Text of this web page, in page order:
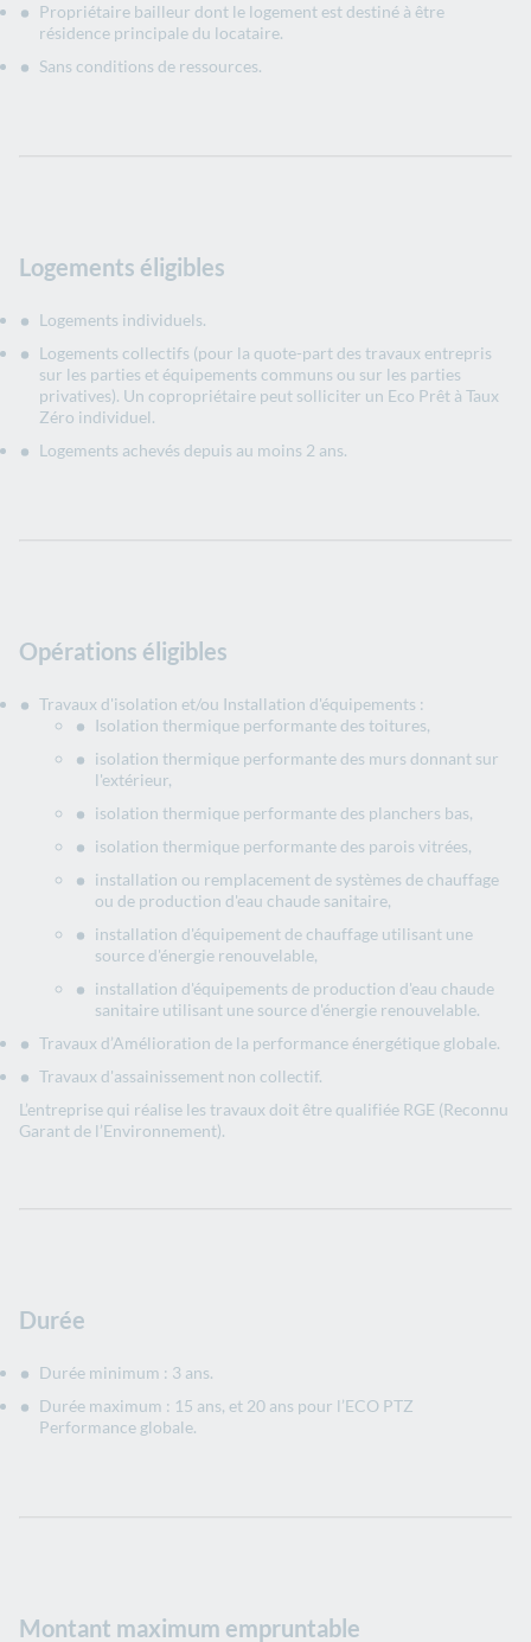
Propriétaire bailleur dont le logement est destiné à être
résidence principale du locataire.
Sans conditions de ressources.
Logements éligibles
Logements individuels.
Logements collectifs (pour la quote-part des travaux entrepris
sur les parties et équipements communs ou sur les parties
privatives). Un copropriétaire peut solliciter un Eco Prêt à Taux
Zéro individuel.
Logements achevés depuis au moins 2 ans.
Opérations éligibles
Travaux d'isolation et/ou Installation d'équipements :
Isolation thermique performante des toitures,
isolation thermique performante des murs donnant sur
l'extérieur,
isolation thermique performante des planchers bas,
isolation thermique performante des parois vitrées,
installation ou remplacement de systèmes de chauffage
ou de production d'eau chaude sanitaire,
installation d'équipement de chauffage utilisant une
source d'énergie renouvelable,
installation d'équipements de production d'eau chaude
sanitaire utilisant une source d'énergie renouvelable.
Travaux d’Amélioration de la performance énergétique globale.
Travaux d'assainissement non collectif.
L’entreprise qui réalise les travaux doit être qualifiée RGE (Reconnu
Garant de l’Environnement).
Durée
Durée minimum : 3 ans.
Durée maximum : 15 ans, et 20 ans pour l’ECO PTZ
Performance globale.
Montant maximum empruntable